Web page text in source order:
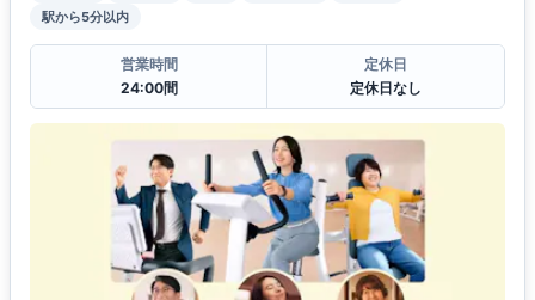
駅から5分以内
営業時間
24:00間
定休日
定休日なし